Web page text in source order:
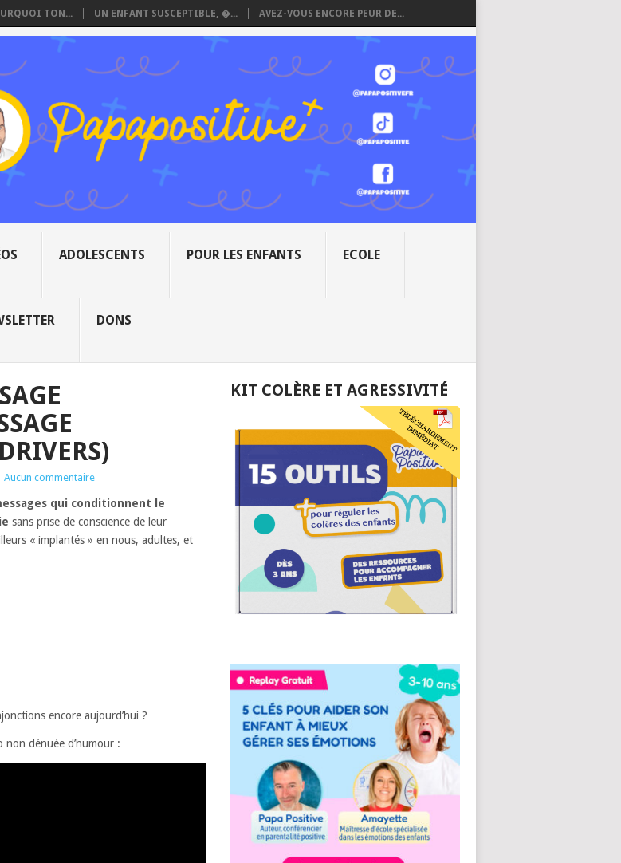
TON... UN ENFANT SUSCEPTIBLE, �... AVEZ-VOUS ENCORE PEUR DE...
ADOLESCENTS POUR LES ENFANTS ECOLE
DONS
Aucun commentaire
qui conditionnent le
sans prise de conscience de leur
« implantés » en nous, adultes, et
encore aujourd’hui ?
non dénuée d’humour :
KIT COLÈRE ET AGRESSIVITÉ